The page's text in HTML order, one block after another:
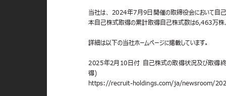
当社は、 2024年7月9日開催の取締役会において自
本自己株式取得の累計取得自己株式数は6,463万
詳細は以下の当社ホームページに掲載しています。
2025年2月10日付 自己株式の取得状況及び取得
得)
https://recruit-holdings.com/ja/newsroom/